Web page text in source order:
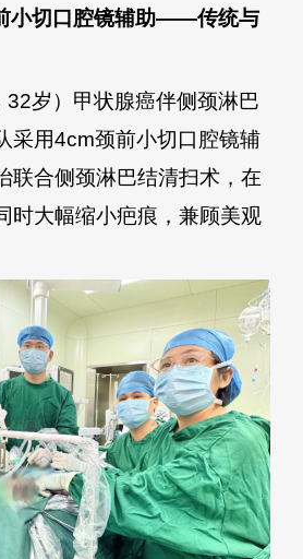
小切口腔镜辅助——传统与
岁）甲状腺癌伴侧颈淋巴
采用4cm颈前小切口腔镜辅
联合侧颈淋巴结清扫术，在
时大幅缩小疤痕，兼顾美观